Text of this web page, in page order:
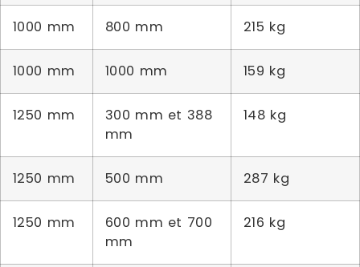
1000 mm 800 mm 215 kg
1000 mm 1000 mm 159 kg
1250 mm
300 mm et 388
mm
148 kg
1250 mm 500 mm 287 kg
1250 mm
600 mm et 700
mm
216 kg